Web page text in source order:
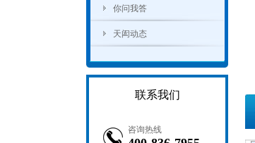
你问我答
天闳动态
联系我们
咨询热线